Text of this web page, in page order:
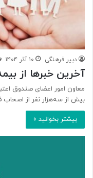
دبیر فرهنگی ۱۰ آذر ۱۴۰۴
آخرین خبرها از
معاون امور اعضای صندوق
بیش از سه‌هزار نفر از
بیشتر بخوانید »